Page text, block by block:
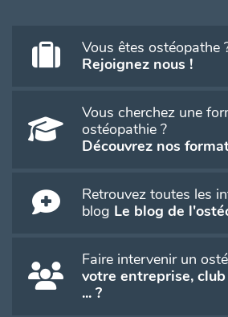
Vous êtes ostéopathe
Rejoignez nous !
Vous cherchez une
ostéopathie ?
Découvrez nos
Retrouvez toutes les
blog Le blog de
Faire intervenir un
votre entreprise,
... ?